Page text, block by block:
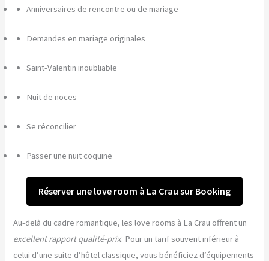
Anniversaires de rencontre ou de mariage
Demandes en mariage originales
Saint-Valentin inoubliable
Nuit de noces
Se réconcilier
Passer une nuit coquine
Réserver une love room à La Crau sur Booking
Au-delà du cadre romantique, les love rooms à La Crau offrent un
excellent rapport qualité-prix. Pour un tarif souvent inférieur à
celui d’une suite d’hôtel classique, vous bénéficiez d’équipements